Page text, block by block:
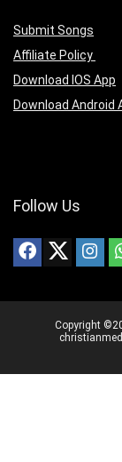
Submit Songs
Affiliate Policy
Download IOS App
Download Android
Follow Us
Copyright